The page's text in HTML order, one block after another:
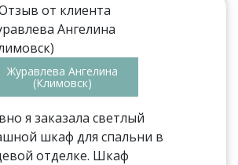
Журавлева Ангелина
(Климовск)
я заказала светлый
шкаф для спальни в
отделке. Шкаф